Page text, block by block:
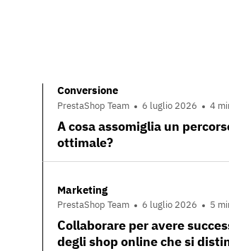
Conversione
PrestaShop Team 6 luglio 2026 4
A cosa assomiglia un
ottimale?
Marketing
PrestaShop Team 6 luglio 2026 5
Collaborare per avere
degli shop online che si